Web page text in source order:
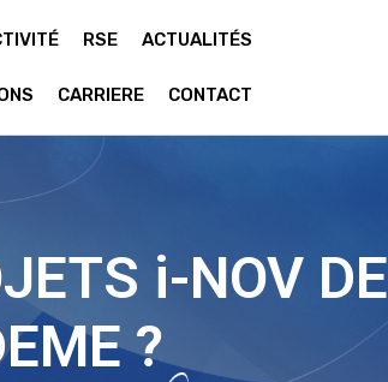
RSE ACTUALITÉS
CARRIERE CONTACT
i-NOV DE
?